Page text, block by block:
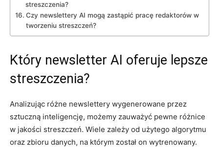
streszczenia?
Czy newslettery ‍AI mogą zastąpić pracę ⁢redaktorów w⁤
tworzeniu streszczeń?
Który​ newsletter AI oferuje ⁤lepsze
streszczenia?
Analizując ⁤różne ⁤newslettery wygenerowane⁣ przez
sztuczną inteligencję, możemy zauważyć pewne różnice
w⁤ jakości streszczeń. Wiele zależy od użytego algorytmu
oraz zbioru ⁢danych, na którym został on​ wytrenowany.